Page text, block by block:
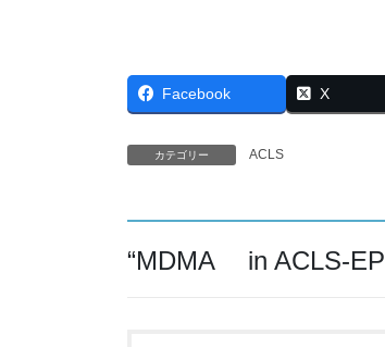
Facebook X
カテゴリー ACLS
“MDMA in ACLS-EP